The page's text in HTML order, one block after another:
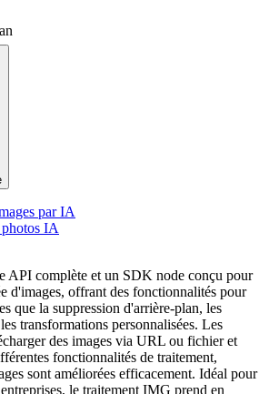
par IA
IA
API complète et un SDK node conçu pour
d'images, offrant des fonctionnalités pour
que la suppression d'arrière-plan, les
transformations personnalisées. Les
des images via URL ou fichier et
fonctionnalités de traitement,
sont améliorées efficacement. Idéal pour
le traitement IMG prend en